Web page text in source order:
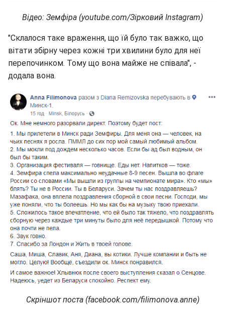
Відео: Земфіра (youtube.com/Зірковий Instagram)
"Склалося таке враження, що їй було так важко, що
вітати збірну через кожні три хвилини було для неї
перепочинком. Тому що вона майже не співала", -
додала вона.
Скріншот поста (facebook.com/filimonova.anne)